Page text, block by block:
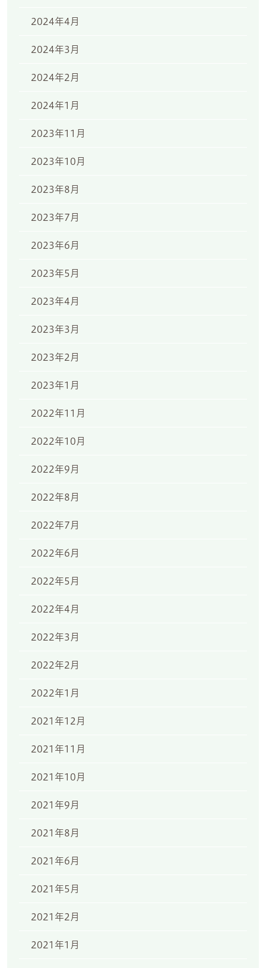
2024年4月
2024年3月
2024年2月
2024年1月
2023年11月
2023年10月
2023年8月
2023年7月
2023年6月
2023年5月
2023年4月
2023年3月
2023年2月
2023年1月
2022年11月
2022年10月
2022年9月
2022年8月
2022年7月
2022年6月
2022年5月
2022年4月
2022年3月
2022年2月
2022年1月
2021年12月
2021年11月
2021年10月
2021年9月
2021年8月
2021年6月
2021年5月
2021年2月
2021年1月